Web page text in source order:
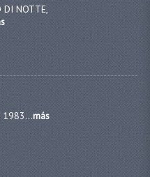
DI NOTTE,
1983...más